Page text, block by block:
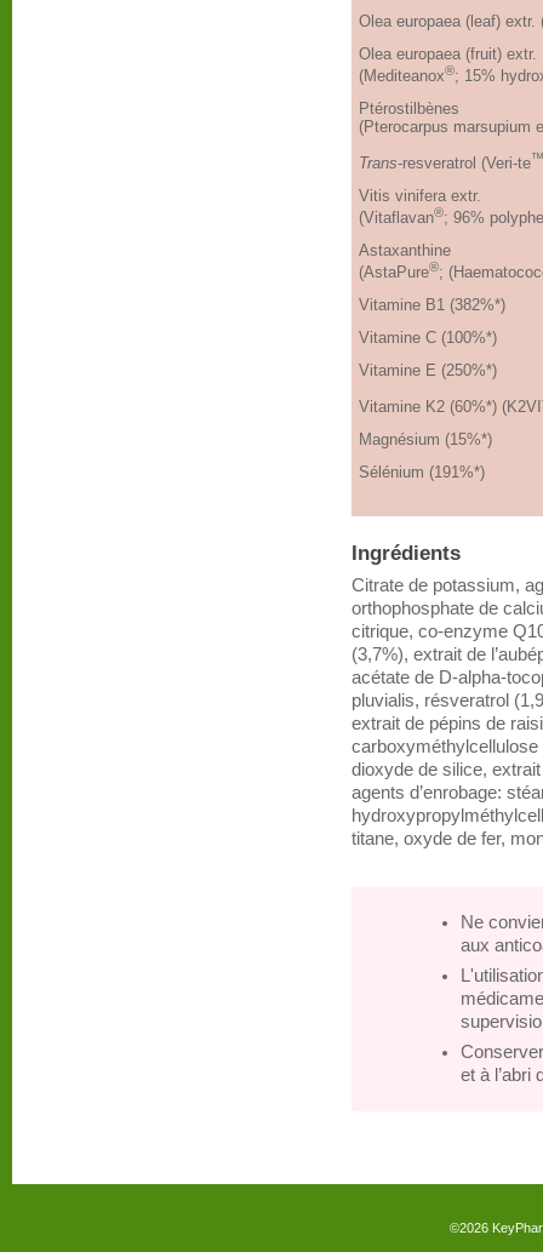
Olea europaea (leaf) extr.
Olea europaea (fruit) extr.
(Mediteanox®; 15%
Ptérostilbènes
(Pterocarpus marsupium
Trans-resveratrol (Veri-te™
Vitis vinifera extr.
(Vitaflavan®; 96%
Astaxanthine
(AstaPure®;
Vitamine B1 (382%*)
Vitamine C (100%*)
Vitamine E (250%*)
Vitamine K2 (60%*)
Magnésium (15%*)
Sélénium (191%*)
Ingrédients
Citrate de potassium,
orthophosphate de
citrique, co-enzyme
(3,7%), extrait de
acétate de D-alpha-
pluvialis, résveratrol
extrait de pépins de
dioxyde de silice,
agents d’enrobage:
titane, oxyde de fer,
Ne
aux
et à l’abri
©2026